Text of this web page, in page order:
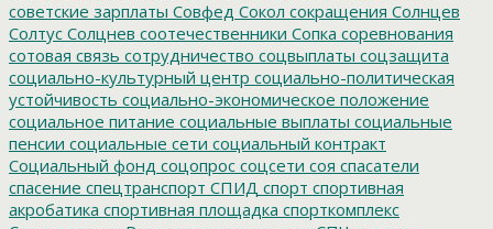
советские зарплаты Совфед Сокол сокращения Солнцев
Солтус Солцнев соотечественники Сопка соревнования
сотовая связь сотрудничество соцвыплаты соцзащита
социально-культурный центр социально-политическая
устойчивость социально-экономическое положение
социальное питание социальные выплаты социальные
пенсии социальные сети социальный контракт
Социальный фонд соцопрос соцсети соя спасатели
спасение спецтранспорт СПИД спорт спортивная
акробатика спортивная площадка спорткомплекс